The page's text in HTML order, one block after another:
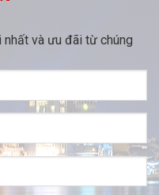
và ưu đãi từ chúng